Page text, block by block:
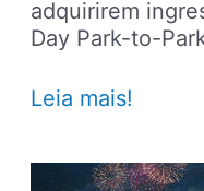
adquirirem
Day Park-to-
Universal
Leia mais!